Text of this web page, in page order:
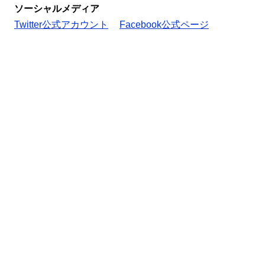
ソーシャルメディア
Twitter公式アカウント
Facebook公式ページ